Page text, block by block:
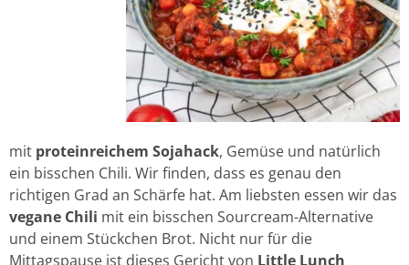
mit proteinreichem Sojahack, Gemüse und natürlich
ein bisschen Chili. Wir finden, dass es genau den
richtigen Grad an Schärfe hat. Am liebsten essen wir das
vegane Chili mit ein bisschen Sourcream-Alternative
und einem Stückchen Brot. Nicht nur für die
Mittagspause ist dieses Gericht von Little Lunch